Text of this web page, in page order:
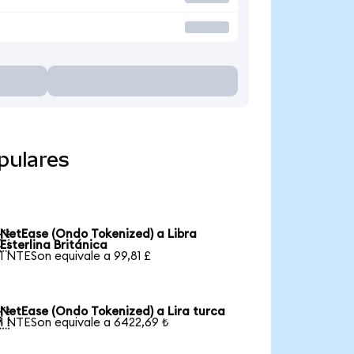
NetEase (Ondo Tokenized) a Libra
Esterlina Británica
1 NTESon equivale a 99,81 £
NetEase (Ondo Tokenized) a Lira turca
1 NTESon equivale a 6422,69 ₺